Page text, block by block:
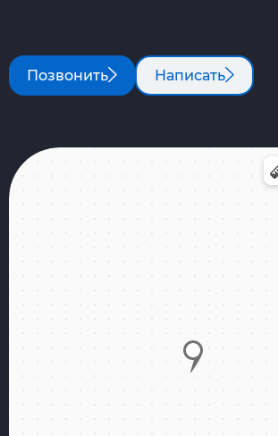
Позвонить Написать